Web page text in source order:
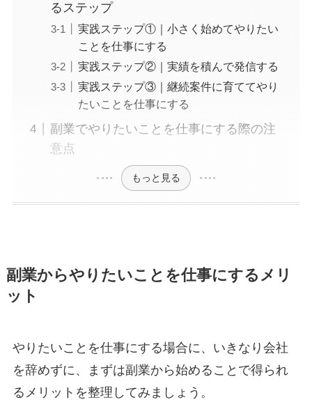
るステップ
実践ステップ①｜小さく始めてやりたい
ことを仕事にする
実践ステップ②｜実績を積んで発信する
実践ステップ③｜継続案件に育ててやり
たいことを仕事にする
副業でやりたいことを仕事にする際の注
意点
もっと見る
副業からやりたいことを仕事にするメリ
ット
やりたいことを仕事にする場合に、いきなり会社
を辞めずに、まずは副業から始めることで得られ
るメリットを整理してみましょう。